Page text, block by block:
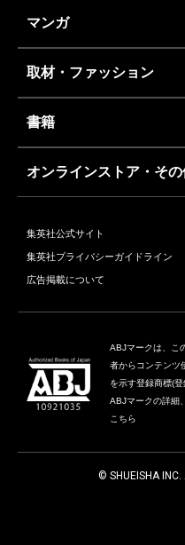
マンガ
取材・ファッション
書籍
オンラインストア・そ
集英社公式サイト
集英社プライバシーガイドライン
広告掲載について
ABJマークは、こ
者からコンテンツ
を示す登録商標(
ABJマークの詳細
こちら
© SHUEISHA INC.